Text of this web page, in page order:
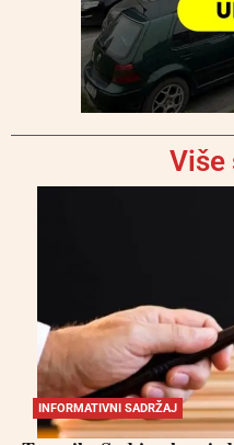
Više
INFORMATIVNI SADRŽAJ